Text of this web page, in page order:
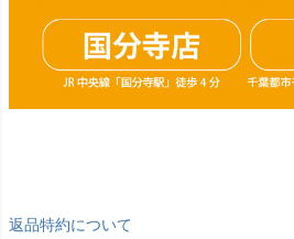
返品特約について